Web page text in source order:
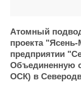
Судостроение
Пульс
Новости
Компании
Репутация
Атомный
проекта
предприятии
Объединенную
ОСК) в